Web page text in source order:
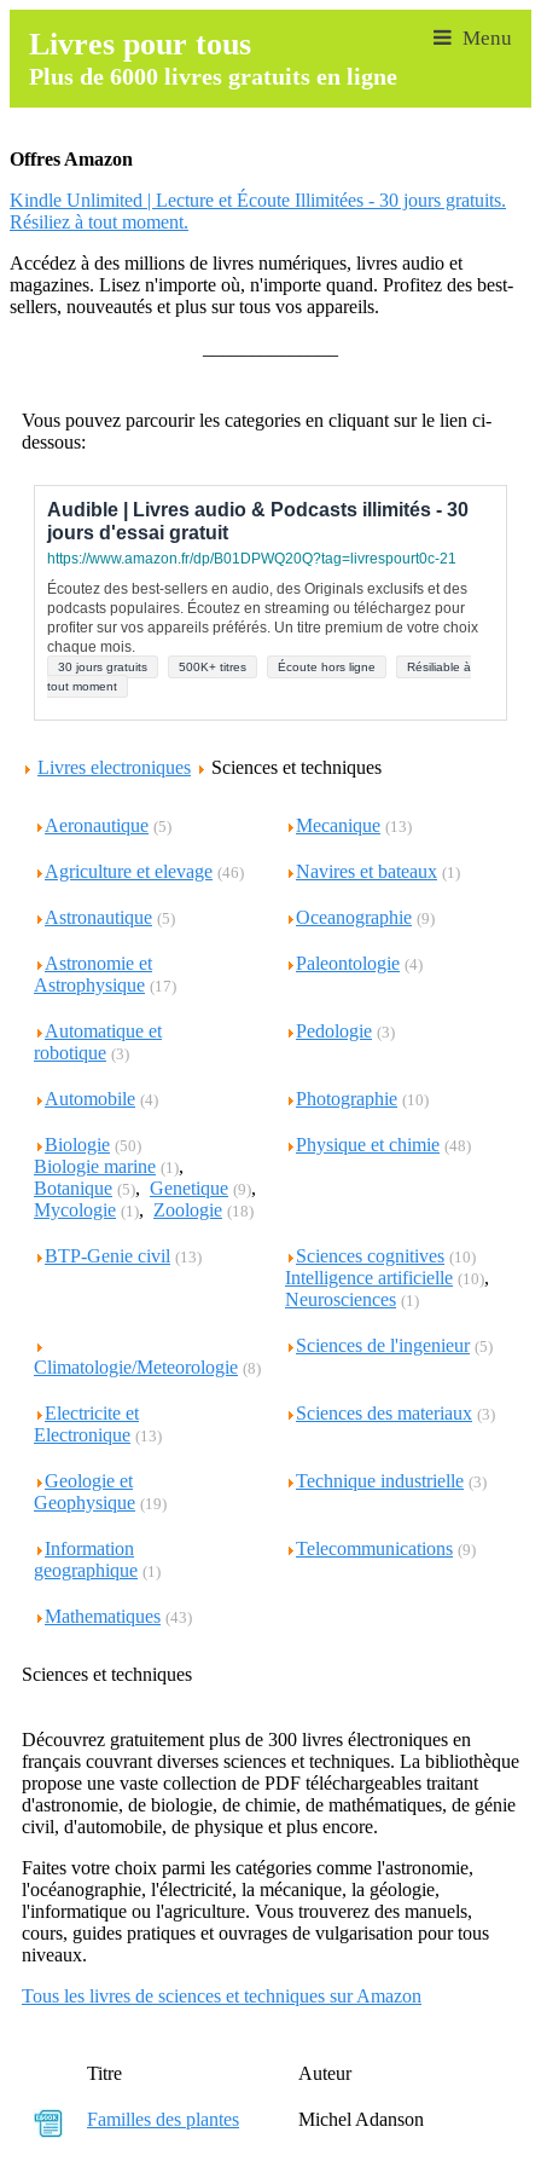
Livres pour tous
Plus de 6000 livres gratuits en ligne
Offres Amazon
Kindle Unlimited | Lecture et Écoute Illimitées - 30 jours gratuits.
Résiliez à tout moment.
Accédez à des millions de livres numériques, livres audio et
magazines. Lisez n'importe où, n'importe quand. Profitez des best-
sellers, nouveautés et plus sur tous vos appareils.
Vous pouvez parcourir les categories en cliquant sur le lien ci-
dessous:
Audible | Livres audio & Podcasts illimités - 30
jours d'essai gratuit
https://www.amazon.fr/dp/B01DPWQ20Q?tag=livrespourt0c-21
Écoutez des best-sellers en audio, des Originals exclusifs et des
podcasts populaires. Écoutez en streaming ou téléchargez pour
profiter sur vos appareils préférés. Un titre premium de votre choix
chaque mois.
30 jours gratuits 500K+ titres Écoute hors ligne
Résiliable à
tout moment
Livres electroniques Sciences et techniques
Aeronautique (5) Mecanique (13)
Agriculture et elevage (46) Navires et bateaux (1)
Astronautique (5) Oceanographie (9)
Astronomie et
Astrophysique (17)
Paleontologie (4)
Automatique et
robotique (3)
Pedologie (3)
Automobile (4) Photographie (10)
Biologie (50)
Biologie marine (1),
Botanique (5), Genetique (9),
Mycologie (1), Zoologie (18)
Physique et chimie (48)
BTP-Genie civil (13) Sciences cognitives (10)
Intelligence artificielle (10),
Neurosciences (1)
Climatologie/Meteorologie (8)
Sciences de l'ingenieur (5)
Electricite et
Electronique (13)
Sciences des materiaux (3)
Geologie et
Geophysique (19)
Technique industrielle (3)
Information
geographique (1)
Telecommunications (9)
Mathematiques (43)
Sciences et techniques
Découvrez gratuitement plus de 300 livres électroniques en
français couvrant diverses sciences et techniques. La bibliothèque
propose une vaste collection de PDF téléchargeables traitant
d'astronomie, de biologie, de chimie, de mathématiques, de génie
civil, d'automobile, de physique et plus encore.
Faites votre choix parmi les catégories comme l'astronomie,
l'océanographie, l'électricité, la mécanique, la géologie,
l'informatique ou l'agriculture. Vous trouverez des manuels,
cours, guides pratiques et ouvrages de vulgarisation pour tous
niveaux.
Tous les livres de sciences et techniques sur Amazon
Titre Auteur
Familles des plantes Michel Adanson